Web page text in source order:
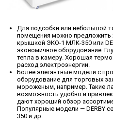
Для подсобки или небольшой
помещения можно предложить
крышкой ЭКО-1 МЛК-350 или
экономичное оборудование.
тепла в камеру. Хорошая
расход электроэнергии.
Более элегантные модели с
оборудование для торговых
мороженым, например. Такие
возможность удобно и
дают хороший обзор
Популярные модели — DERBY
350 и др.